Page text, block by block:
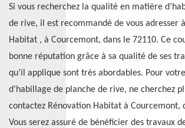
Si vous recherchez la qualité en matière
de rive, il est recommandé de vous adresser
Habitat , à Courcemont, dans le 72110. Ce
bonne réputation grâce à sa qualité de ses
qu’il applique sont très abordables. Pour
d’habillage de planche de rive, ne cherchez
contactez Rénovation Habitat à Courcemont,
Vous serez assuré de bénéficier des travaux